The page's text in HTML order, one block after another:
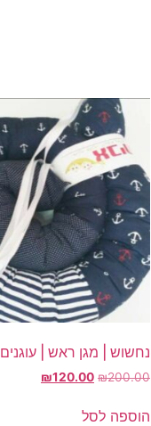
נחשוש | מגן ראש | עוגנים
₪200.00
המחיר
היה:
₪120.00
הוספה לסל